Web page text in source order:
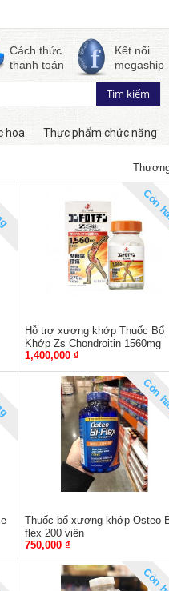
Cách thức
thanh toán
Kết nối
megaship
hoa Thực phẩm chức năng
Còn
Hỗ trợ xương khớp Thuốc Bổ
Khớp Zs Chondroitin 1560mg
270 viên của Nhật Bản
1,400,000 ₫
Còn
Thuốc bổ xương khớp Osteo
flex 200 viên
750,000 ₫